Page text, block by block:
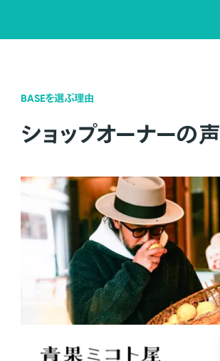
BASEを選ぶ理由
ショップオーナーの声